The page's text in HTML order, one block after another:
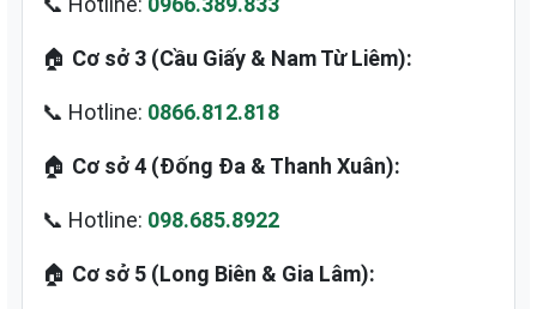
🏠 Cơ sở 3 (Cầu Giấy & Nam Từ Liêm):
📞 Hotline: 0866.812.818
🏠 Cơ sở 4 (Đống Đa & Thanh Xuân):
📞 Hotline: 098.685.8922
🏠 Cơ sở 5 (Long Biên & Gia Lâm):